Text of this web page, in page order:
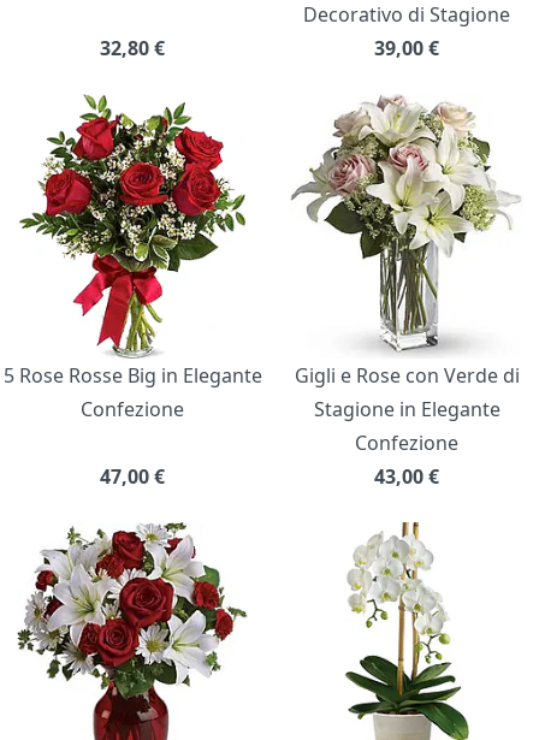
32,80€
Decorativo di Stagione
39,00€
5 Rose Rosse Big in Elegante
Confezione
47,00€
Gigli e Rose con Verde di
Stagione in Elegante
Confezione
43,00€